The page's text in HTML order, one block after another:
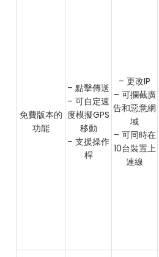
免費版本的
功能
– 點擊傳送
– 可自定速
度模擬GPS
移動
– 支援操作
桿
– 更改IP
– 可攔截廣
告和惡意網
域
– 可同時在
10台裝置上
連線